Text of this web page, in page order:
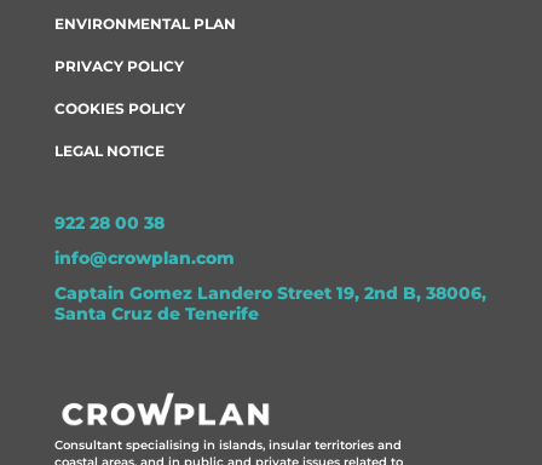
ENVIRONMENTAL PLAN
PRIVACY POLICY
COOKIES POLICY
LEGAL NOTICE
922 28 00 38
info@crowplan.com
Captain Gomez Landero Street 19, 2nd B, 38006,
Santa Cruz de Tenerife
Consultant specialising in islands, insular territories and